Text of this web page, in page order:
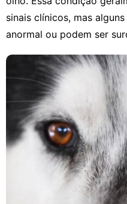
sinais clínicos, mas
anormal ou podem ser